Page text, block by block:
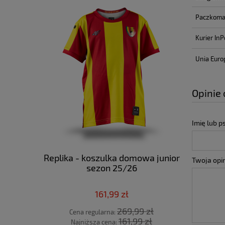
Replika - koszulka domowa junior
sezon 25/26
161,99 zł
Cena regularna: 269,99 zł
Najniższa cena: 161,99 zł
Replika
Kurier
Unia
Opinie
Imię lub
Twoja